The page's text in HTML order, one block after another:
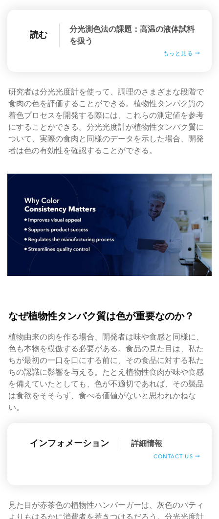
読む
分光測色法の課題：高温の液体試料
を扱う
もっと見る
研究者は分光光度計を使って、調理のさまざまな段階で
食肉の色を評価することができる。植物性タンパク質の
着色プロセスを開発する際には、これらの測定値を参考
にすることができる。分光光度計が植物性タンパク質に
ついて、実際の食肉と同様のデータを示した場合、開発
者は色の有効性を確認することができる。
なぜ植物性タンパク質は色が重要なのか？
植物由来の肉を作る場合、開発者は味や食感と同様に、
色も本物を模倣する必要がある。食品の見た目は、私た
ちが最初の一口を口にする前に、その食品に対する私た
ちの認識に影響を与える。たとえ植物性食肉が味や食感
を備えていたとしても、色が不適切であれば、その製品
は食欲をそそらず、食べる価値がないと思われかねな
い。
インフォメーション 詳細情報
CONTACT US
見た目が赤茶色の植物性ハンバーガーは、灰色のパティ